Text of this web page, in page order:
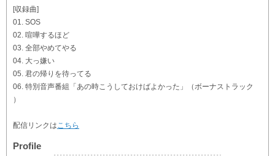
[収録曲]
01. SOS
02. 喧嘩するほど
03. 全部やめてやる
04. 大っ嫌い
05. 君の帰りを待ってる
06. 特別音声番組「あの時こうしておけばよかった」（ボーナストラック
）
配信リンクはこちら
Profile